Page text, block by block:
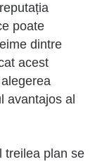
poate
dintre
acest
avantajos al
treilea plan se